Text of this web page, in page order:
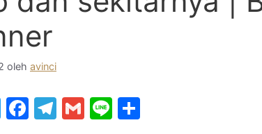
oleh avinci
T
F
T
G
Li